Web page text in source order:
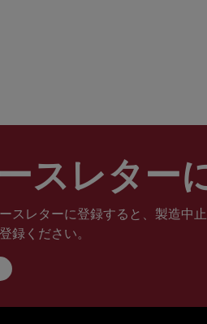
スレター
スレターに登録すると、製造中
録ください。